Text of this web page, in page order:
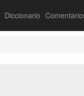
Diccionario